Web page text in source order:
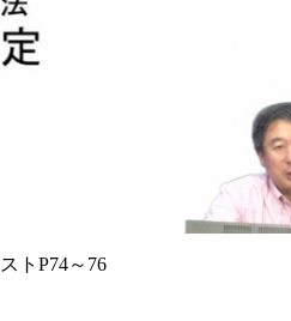
トP74～76